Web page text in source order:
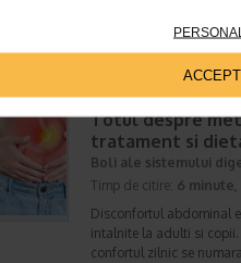
In cele mai multe cazuri,
Totul despre
tratament si
Boli ale sistemului
Timp de citire: 6 minute,
Disconfortul abdominal
intalnite la adulti si
confortul zilnic se